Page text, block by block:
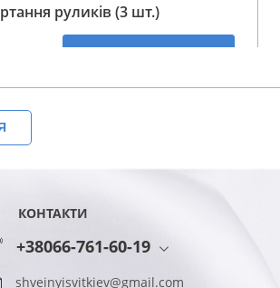
руликів (3 шт.)
КОНТАКТИ
+38066-761-60-19
shveinyisvitkiev@gmail.com